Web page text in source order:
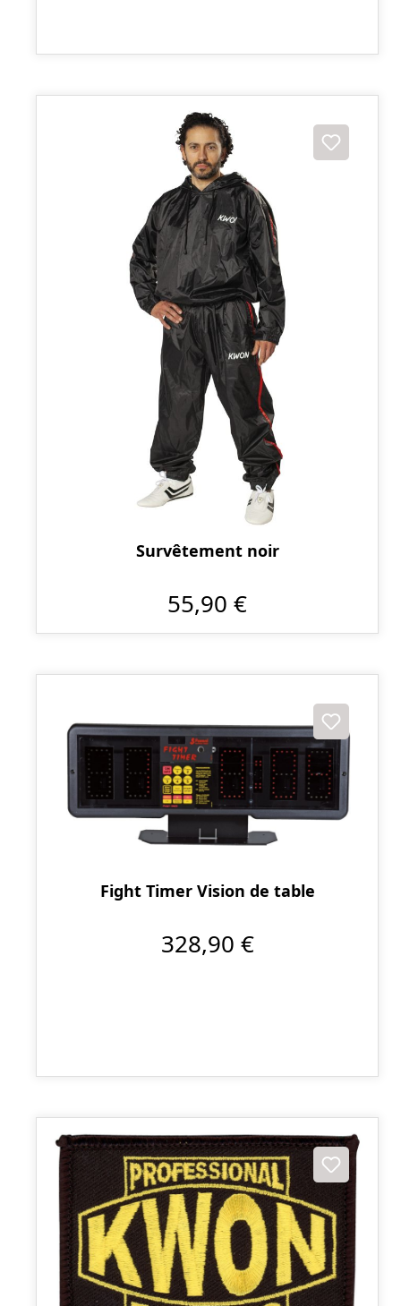
Survêtement noir
55,90 €
Fight Timer Vision de table
328,90 €